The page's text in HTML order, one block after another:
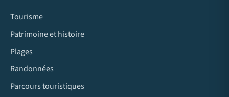
Tourisme
Patrimoine et histoire
Plages
Randonnées
Parcours touristiques